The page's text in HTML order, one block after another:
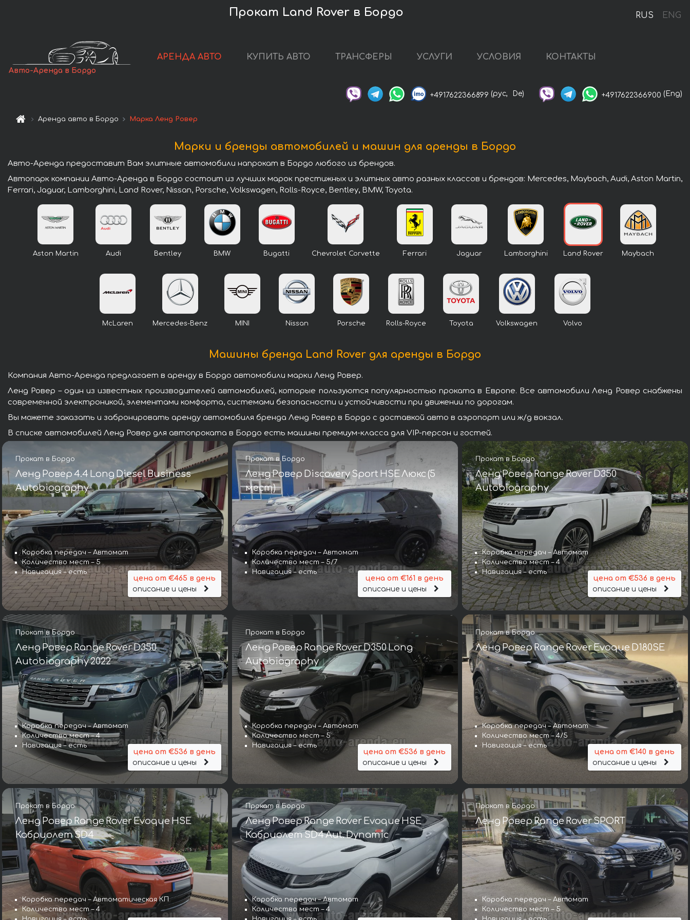
RUS ENG
Прокат Land Rover в Бордо
Авто-Аренда в Бордо
АРЕНДА АВТО КУПИТЬ АВТО ТРАНСФЕРЫ УСЛУГИ УСЛОВИЯ КОНТАКТЫ
+4917622366899 (рус, De) +4917622366900 (Eng)
Аренда авто в Бордо Марка Ленд Ровер
Марки и бренды автомобилей и машин для аренды в Бордо
Авто-Аренда предоставит Вам элитные автомобили напрокат в Бордо любого из брендов.
Автопарк компании Авто-Аренда в Бордо состоит из лучших марок престижных и элитных авто разных классов и брендов: Mercedes, Maybach, Audi, Aston Martin,
Ferrari, Jaguar, Lamborghini, Land Rover, Nissan, Porsche, Volkswagen, Rolls-Royce, Bentley, BMW, Toyota.
Aston Martin Audi Bentley BMW Bugatti Chevrolet Corvette Ferrari Jaguar Lamborghini Land Rover Maybach
McLaren Mercedes-Benz MINI Nissan Porsche Rolls-Royce Toyota Volkswagen Volvo
Машины бренда Land Rover для аренды в Бордо
Компания Авто-Аренда предлагает в аренду в Бордо автомобили марки Ленд Ровер.
Ленд Ровер – один из известных производителей автомобилей, которые пользуются популярностью проката в Европе. Все автомобили Ленд Ровер снабжены
современной электроникой, элементами комфорта, системами безопасности и устойчивости при движении по дорогам.
Вы можете заказать и забронировать аренду автомобиля бренда Ленд Ровер в Бордо с доставкой авто в аэропорт или ж/д вокзал.
В списке автомобилей Ленд Ровер для автопроката в Бордо есть машины премиум-класса для VIP-персон и гостей.
Прокат в Бордо
Ленд Ровер 4.4 Long Diesel Business
Autobiography
Коробка передач – Автомат
Количество мест – 5
Навигация – есть
цена от €465 в день
описание и цены
Прокат в Бордо
Ленд Ровер Discovery Sport HSE Люкс (5
мест)
Коробка передач – Автомат
Количество мест – 5/7
Навигация – есть
цена от €161 в день
описание и цены
Прокат в Бордо
Ленд Ровер Range Rover D350
Autobiography
Коробка передач – Автомат
Количество мест – 4
Навигация – есть
цена от €536 в день
описание и цены
Прокат в Бордо
Ленд Ровер Range Rover D350
Autobiography 2022
Коробка передач – Автомат
Количество мест – 4
Навигация – есть
цена от €536 в день
описание и цены
Прокат в Бордо
Ленд Ровер Range Rover D350 Long
Autobiography
Коробка передач – Автомат
Количество мест – 5
Навигация – есть
цена от €536 в день
описание и цены
Прокат в Бордо
Ленд Ровер Range Rover Evoque D180SE
Коробка передач – Автомат
Количество мест – 4/5
Навигация – есть
цена от €140 в день
описание и цены
Прокат в Бордо
Ленд Ровер Range Rover Evoque HSE
Кабриолет SD4
Коробка передач – Автоматическая КП
Количество мест – 4
Прокат в Бордо
Ленд Ровер Range Rover Evoque HSE
Кабриолет SD4 Aut. Dynamic
Коробка передач – Автомат
Количество мест – 4
Прокат в Бордо
Ленд Ровер Range Rover SPORT
Коробка передач – Автомат
Количество мест – 5